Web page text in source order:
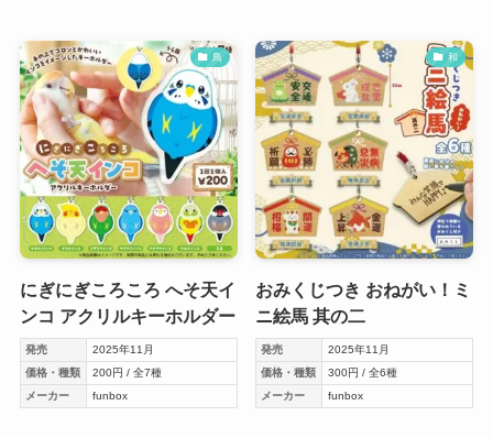
鳥
にぎにぎころころ へそ天イ
ンコ アクリルキーホルダー
発売
2025年11月
価格・種類
200円 / 全7種
メーカー
funbox
和
おみくじつき おねがい！ミ
ニ絵馬 其の二
発売
2025年11月
価格・種類
300円 / 全6種
メーカー
funbox